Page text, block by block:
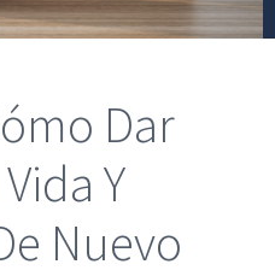
Dar
Y
Nuevo